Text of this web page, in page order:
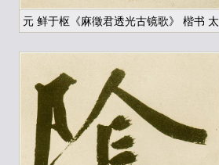
元 鲜于枢《麻徵君透光古镜歌》 楷书 太